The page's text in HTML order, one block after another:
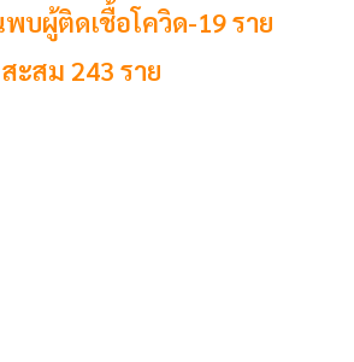
บผู้ติดเชื้อโควิด-19 ราย
ะสม 243 ราย